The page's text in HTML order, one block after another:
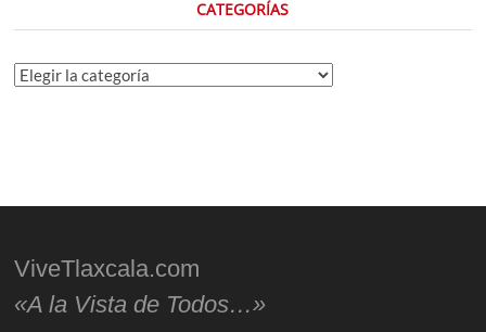
CATEGORÍAS
Categorías
ViveTlaxcala.com
«A la Vista de Todos…»